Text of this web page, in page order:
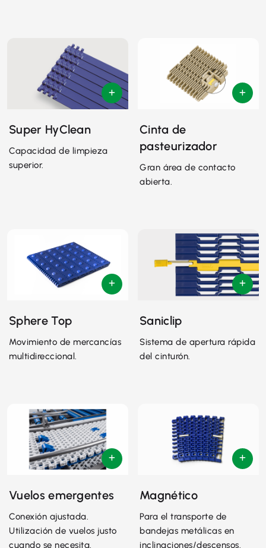
Super HyClean
Capacidad de limpieza
superior.
Cinta de
pasteurizador
Gran área de contacto
abierta.
Sphere Top
Movimiento de mercancías
multidireccional.
Saniclip
Sistema de apertura rápida
del cinturón.
Vuelos emergentes
Conexión ajustada.
Utilización de vuelos justo
cuando se necesita.
Magnético
Para el transporte de
bandejas metálicas en
inclinaciones/descensos.